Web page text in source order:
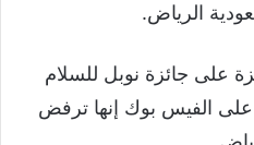
الرياض.
على جائزة نوبل للسلام
الفيس بوك إنها ترفض